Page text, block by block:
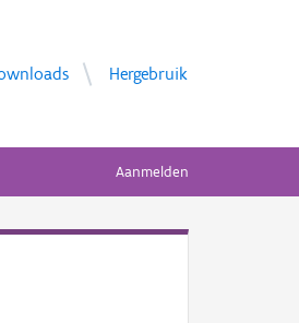
Hergebruik
Aanmelden